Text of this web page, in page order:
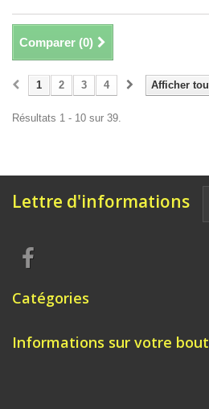
Comparer (0)
Afficher
1 2 3 4
Résultats 1 - 10 sur 39.
Lettre d'informations
Catégories
Informations sur votre